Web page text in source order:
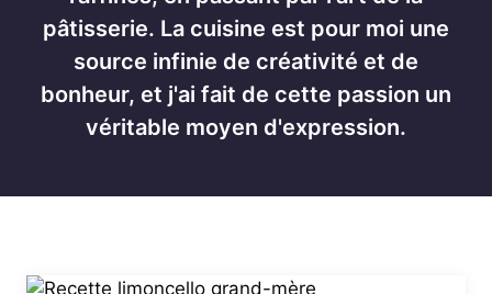
pâtisserie. La cuisine est pour moi une
source infinie de créativité et de
bonheur, et j'ai fait de cette passion un
véritable moyen d'expression.